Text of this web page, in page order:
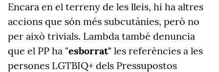
Encara en el terreny de les lleis, hi ha altres
accions que són més subcutànies, però no
per això trivials. Lambda també denuncia
que el PP ha "esborrat" les referències a les
persones LGTBIQ+ dels Pressupostos